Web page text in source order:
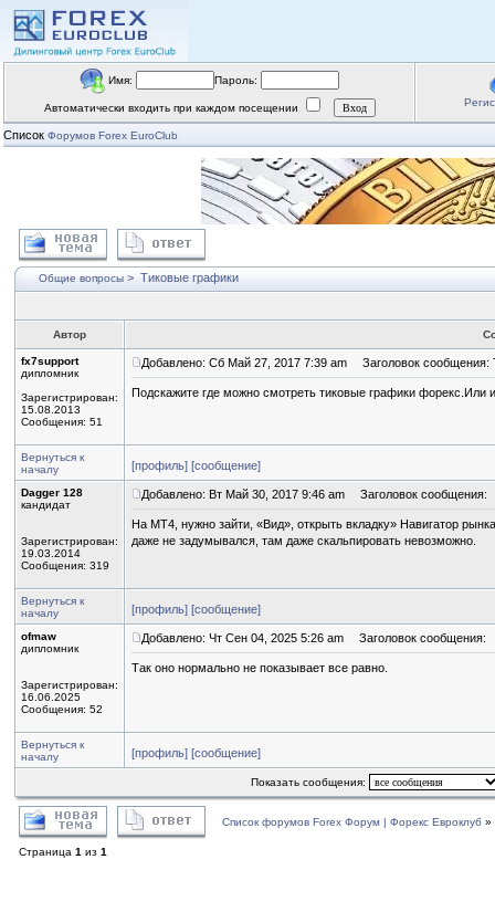
Имя: Пароль:
Автоматически входить при каждом посещении
Список Форумов Forex EuroClub
Общие вопросы > Тиковые графики
Автор
fx7support
дипломник
Зарегистрирован:
15.08.2013
Сообщения: 51
Добавлено: Сб Май 27, 2017 7:39 am Заголовок сообщения:
Подскажите где можно смотреть тиковые графики форекс.Или
Вернуться к
началу
[профиль] [сообщение]
Dagger 128
кандидат
Зарегистрирован:
19.03.2014
Сообщения: 319
Добавлено: Вт Май 30, 2017 9:46 am Заголовок сообщения:
На МТ4, нужно зайти, «Вид», открыть вкладку» Навигатор
даже не задумывался, там даже скальпировать невозможно.
Вернуться к
началу
[профиль] [сообщение]
ofmaw
дипломник
Зарегистрирован:
16.06.2025
Сообщения: 52
Добавлено: Чт Сен 04, 2025 5:26 am Заголовок сообщения:
Так оно нормально не показывает все равно.
Вернуться к
началу
[профиль] [сообщение]
Показать сообщения:
Список форумов Forex Форум | Форекс Евроклуб »
Страница 1 из 1